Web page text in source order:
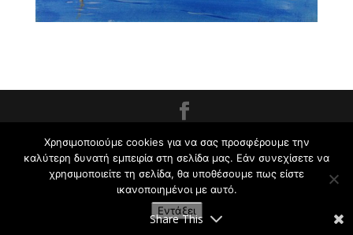
Εργαστήρι Ζωγραφικής για Παιδιά και Ενήλικες
Κρυωνάς Σ. | 2009-2021
Share This
Χρησιμοποιούμε cookies για να σας προσφέρουμε την
καλύτερη δυνατή εμπειρία στη σελίδα μας. Εάν συνεχίσετε να
χρησιμοποιείτε τη σελίδα, θα υποθέσουμε πως είστε
ικανοποιημένοι με αυτό.
Εντάξει